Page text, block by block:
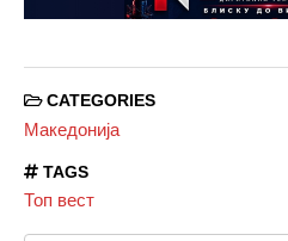
CATEGORIES
Македонија
TAGS
Топ вест